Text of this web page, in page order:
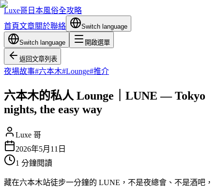
Luxe哥日本風俗全攻略
首頁文章關於聯絡 Switch language
Switch language 開啟選單
返回文章列表
夜場故事#六本木#Lounge#推介
六本木的私人 Lounge｜LUNE — Tokyo
nights, the easy way
Luxe 哥
2026年5月11日
1 分鐘閱讀
藏在六本木站徒步一分鐘的 LUNE，不是夜總會、不是酒吧，